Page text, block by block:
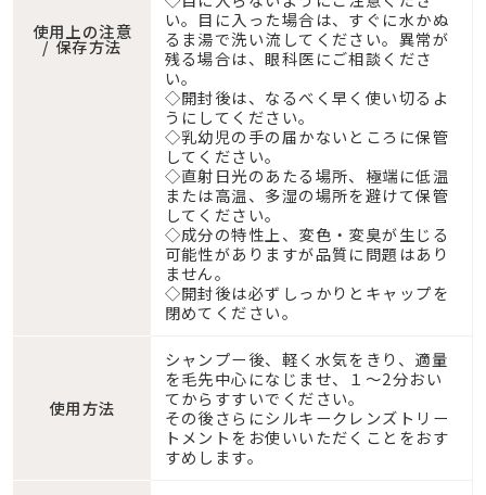
使用上の注意
/ 保存方法
い。目に入った場合は、すぐに水かぬ
るま湯で洗い流してください。異常が
残る場合は、眼科医にご相談くださ
い。
◇開封後は、なるべく早く使い切るよ
うにしてください。
◇乳幼児の手の届かないところに保管
してください。
◇直射日光のあたる場所、極端に低温
または高温、多湿の場所を避けて保管
してください。
◇成分の特性上、変色・変臭が生じる
可能性がありますが品質に問題はあり
ません。
◇開封後は必ずしっかりとキャップを
閉めてください。
使用方法
シャンプー後、軽く水気をきり、適量
を毛先中心になじませ、１〜2分おい
てからすすいでください。
その後さらにシルキークレンズトリー
トメントをお使いいただくことをおす
すめします。